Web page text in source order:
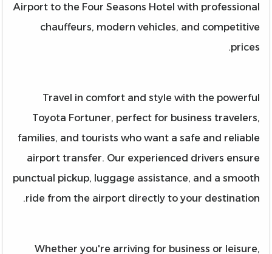
Airport to the Four Seasons Hotel with professional
chauffeurs, modern vehicles, and competitive
prices.
Travel in comfort and style with the powerful
Toyota Fortuner, perfect for business travelers,
families, and tourists who want a safe and reliable
airport transfer. Our experienced drivers ensure
punctual pickup, luggage assistance, and a smooth
ride from the airport directly to your destination.
Whether you're arriving for business or leisure,